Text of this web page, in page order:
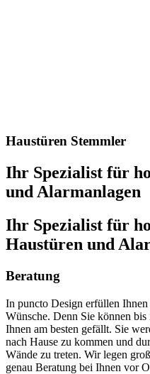
Haustüren Stemmler
Ihr Spezialist für
und Alarmanlagen
Ihr Spezialist für
Haustüren und
Beratung
In puncto Design erfüllen
Wünsche. Denn Sie können
Ihnen am besten gefällt. Sie
nach Hause zu kommen und
Wände zu treten. Wir legen
genau Beratung bei Ihnen vor